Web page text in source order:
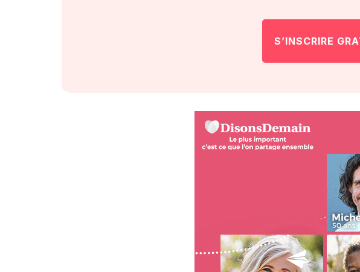
S’INSCRIRE